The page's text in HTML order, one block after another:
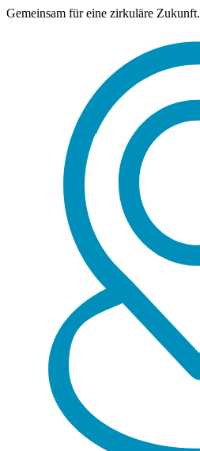
Gemeinsam für eine zirkuläre Zukunft.